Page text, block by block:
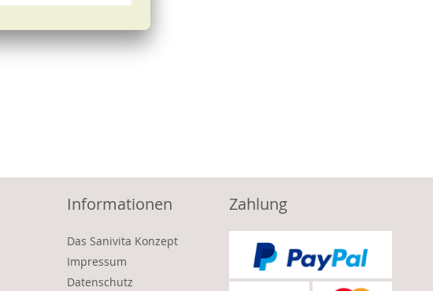
Informationen
Das Sanivita Konzept
Impressum
Datenschutz
Zahlung